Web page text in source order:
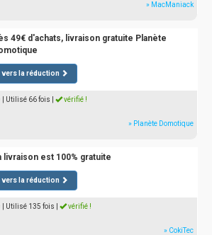
» MacManiack
49€ d'achats, livraison gratuite Planète
vers la réduction
| Utilisé 66 fois vérifié !
» Planète Domotique
livraison est 100% gratuite
vers la réduction
| Utilisé 135 fois vérifié !
» CokiTec